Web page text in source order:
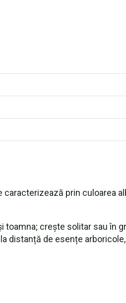
prin culoarea
crește solitar sau în
distanță de esențe